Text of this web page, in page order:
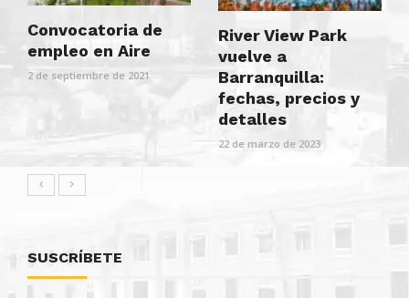
Convocatoria de
empleo en Aire
2 de septiembre de 2021
River View Park
vuelve a
Barranquilla:
fechas, precios y
detalles
22 de marzo de 2023
SUSCRÍBETE